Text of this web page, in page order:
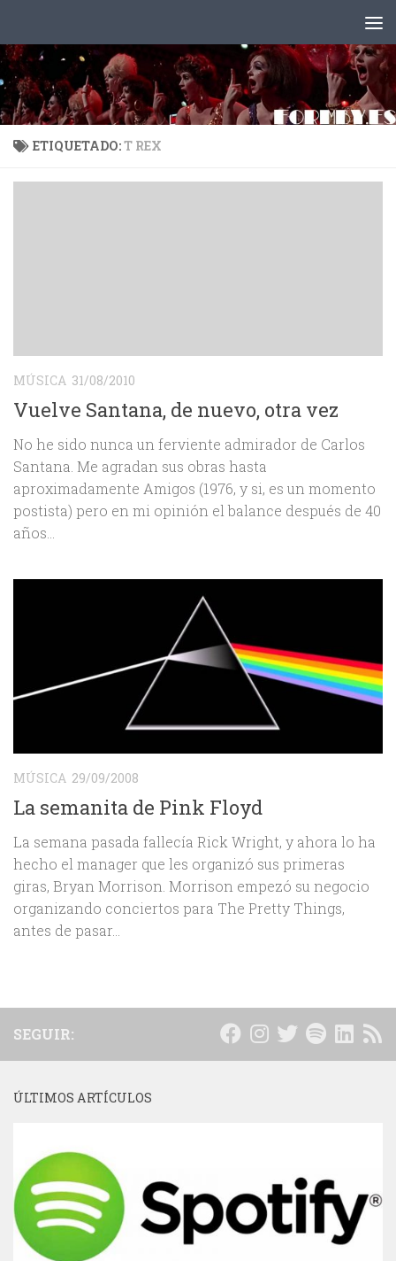
ETIQUETADO:T REX
MÚSICA 31/08/2010
Vuelve Santana, de nuevo, otra vez
No he sido nunca un ferviente admirador de Carlos
Santana. Me agradan sus obras hasta
aproximadamente Amigos (1976, y si, es un momento
postista) pero en mi opinión el balance después de 40
años...
MÚSICA 29/09/2008
La semanita de Pink Floyd
La semana pasada fallecía Rick Wright, y ahora lo ha
hecho el manager que les organizó sus primeras
giras, Bryan Morrison. Morrison empezó su negocio
organizando conciertos para The Pretty Things,
antes de pasar...
SEGUIR:
ÚLTIMOS ARTÍCULOS